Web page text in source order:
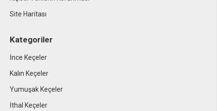
Site Haritası
Kategoriler
İnce Keçeler
Kalın Keçeler
Yumuşak Keçeler
İthal Keçeler